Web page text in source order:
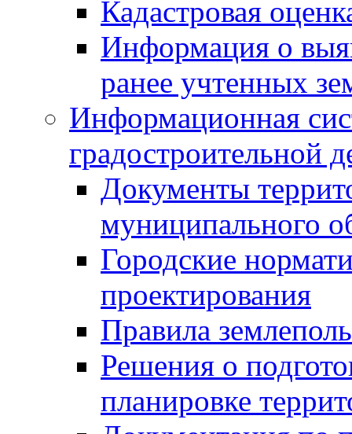
Кадастровая
Информация о
ранее учтенных
Информационная
градостроительной
Документы
муниципального
Городские
проектирования
Правила
Решения о
планировке